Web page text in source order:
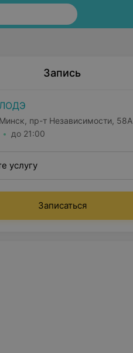
Запись
Минск, пр-т Независимости, 58А
до 21:00
услугу
Записаться